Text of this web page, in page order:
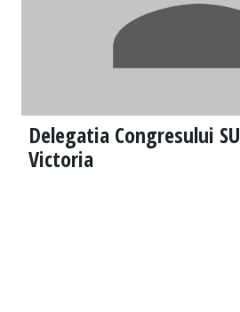
Delegatia Congresului
Victoria